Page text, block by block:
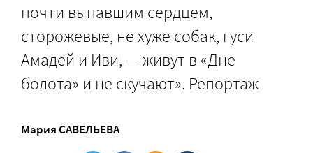
почти выпавшим сердцем,
сторожевые, не хуже собак, гуси
Амадей и Иви, — живут в «Дне
болота» и не скучают». Репортаж
Мария САВЕЛЬЕВА